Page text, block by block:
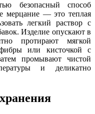
безопасный способ
мерцание — это теплая
легкий раствор с
Изделие опускают в
протирают мягкой
или кисточкой с
промывают чистой
и деликатно